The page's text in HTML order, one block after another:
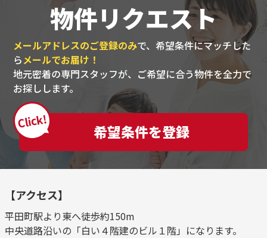
物件リクエスト
メールアドレスのご登録のみで、希望条件にマッチした
らメールでお届け！
地元密着の専門スタッフが、ご希望に合う物件を全力で
お探しします。
Click!
希望条件を登録
【アクセス】
平田町駅より東へ徒歩約150m
中央道路沿いの「白い４階建のビル１階」になります。